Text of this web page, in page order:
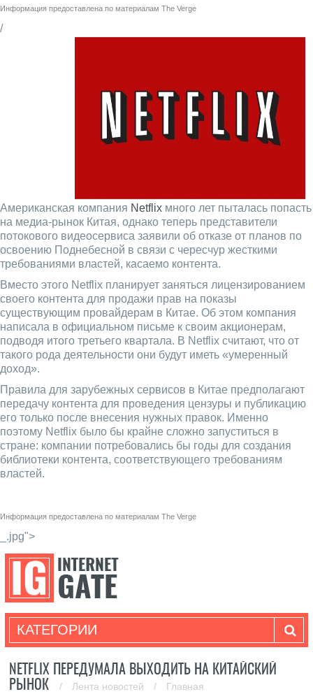
Информация предоставлена по материалам The Verge
/
Американская компания Netflix много лет пыталась попасть
на медиа-рынок Китая, однако теперь представители
потокового видеосервиса заявили об отказе от планов по
освоению Поднебесной в связи с чересчур жесткими
требованиями властей, касаемо контента.
Вместо этого Netflix планирует заняться лицензированием
своего контента для продажи прав на показы
существующим провайдерам в Китае. Об этом компания
написала в официальном письме к своим акционерам,
подводя итого третьего квартала. В Netflix считают, что от
такого рода деятельности они будут иметь «умеренный
доход».
Правила для зарубежных сервисов в Китае предполагают
передачу контента для проведения цензуры и публикацию
его только после внесения нужных правок. Именно
поэтому Netflix было бы крайне сложно запуститься в
стране: компании потребовались бы годы для создания
библиотеки контента, соответствующего требованиям
властей.
Информация предоставлена по материалам The Verge
_.jpg">
КАТЕГОРИИ
NETFLIX ПЕРЕДУМАЛА ВЫХОДИТЬ НА КИТАЙСКИЙ
РЫНОК
/ Лента новостей / Главная